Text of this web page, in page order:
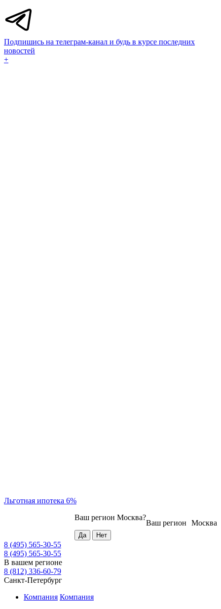
Подпишись на телеграм-канал и будь в курсе последних
новостей
+
Льготная ипотека 6%
Москва
Ваш регион
Ваш регион Москва?
8 (495) 565-30-55
8 (495) 565-30-55
В вашем регионе
8 (812) 336-60-79
Санкт-Петербург
Компания Компания